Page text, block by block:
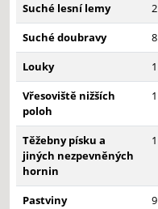
Suché lesní lemy
2
Suché doubravy
8
Louky
1
Vřesoviště nižších
poloh
1
Těžebny písku a
jiných nezpevněných
hornin
1
Pastviny 9